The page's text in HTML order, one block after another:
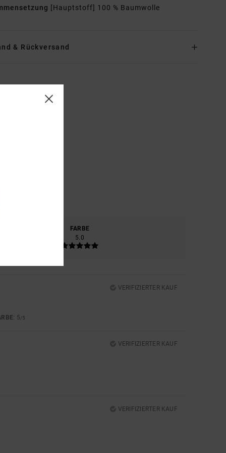
[Hauptstoff] 100 % Baumwolle
& Rückversand
FARBE
5.0
VERIFIZIERTER KAUF
: 5/5
VERIFIZIERTER KAUF
VERIFIZIERTER KAUF